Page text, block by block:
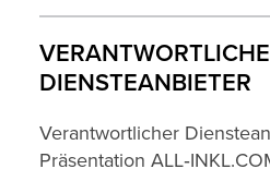
DIENSTEANBIETER
Verantwortlicher
Präsentation